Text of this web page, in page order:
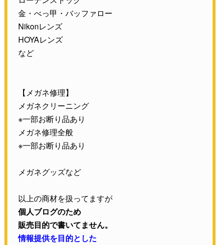
金・べっ甲・バッファロー
Nikonレンズ
HOYAレンズ
など
【メガネ修理】
メガネクリーニング
※一部お断り品あり
メガネ修理全般
※一部お断り品あり
メガネグッズなど
以上の商材を扱ってますが
個人ブログのため
販売目的で書いてません。
情報提供を目的とした